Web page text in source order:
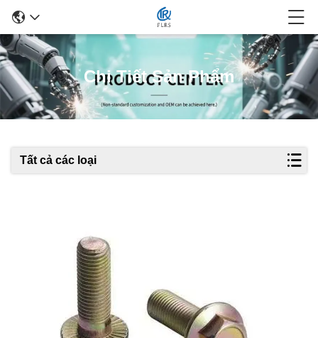
Chi Tiết Sản Phẩm
Tất cả các loại